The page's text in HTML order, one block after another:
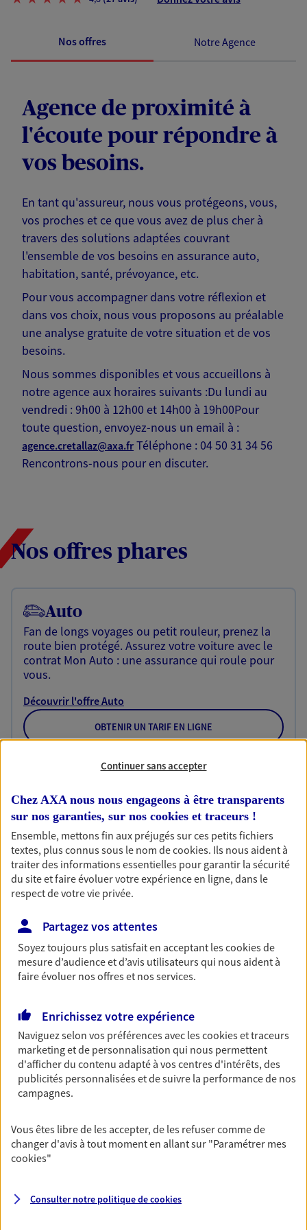
Nos offres Notre Agence
Agence de proximité à
l'écoute pour répondre à
vos besoins.
En tant qu'assureur, nous vous protégeons, vous,
vos proches et ce que vous avez de plus cher à
travers des solutions adaptées couvrant
l'ensemble de vos besoins en assurance auto,
habitation, santé, prévoyance, etc.
Pour vous accompagner dans votre réflexion et
dans vos choix, nous vous proposons au préalable
une analyse gratuite de votre situation et de vos
besoins.
Nous sommes disponibles et vous accueillons à
notre agence aux horaires suivants :Du lundi au
vendredi : 9h00 à 12h00 et 14h00 à 19h00Pour
toute question, envoyez-nous un email à :
agence.cretallaz@axa.fr Téléphone : 04 50 31 34 56
Rencontrons-nous pour en discuter.
Nos offres phares
Auto
Fan de longs voyages ou petit rouleur, prenez la
route bien protégé. Assurez votre voiture avec le
contrat Mon Auto : une assurance qui roule pour
vous.
Découvrir l'offre Auto
OBTENIR UN TARIF EN LIGNE
Moto, scooter… assurez votre deux roues et
prenez la route bien protégé. Avec le contrat Ma
Moto, trouvez l'assurance qui ressemble au pilote
que vous êtes.
Découvrir l'offre Moto
OBTENIR UN TARIF EN LIGNE
Santé
Couvrez vos dépenses de santé ainsi que celles de
votre famille avec la complémentaire santé qui
NOUS CONTACTER
Bricoleuse, féru de jardinage, pâtissier en herbe
ou grande lectrice… personne n'est à l'abri d'un
accident du quotidien. Avec Ma Protection
Continuer sans accepter
Chez AXA nous nous engageons à être transparents
sur nos garanties, sur nos cookies et traceurs !
Ensemble, mettons fin aux préjugés sur ces petits fichiers
textes, plus connus sous le nom decookies. Ils nous aident à
traiter des informations essentielles pour garantir la sécurité
du site et faire évoluer votre expérience en ligne, dans le
respect de votre vie privée.
Partagez vos attentes
Soyez toujours plus satisfait en acceptant lescookiesde
mesure d’audience et d’avis utilisateurs qui nous aident à
faire évoluer nos offres et nos services.
Enrichissez votre expérience
Naviguez selon vos préférences avec lescookies et traceurs
marketing et de personnalisation qui nous permettent
d'afficher du contenu adapté à vos centres d'intérêts, des
publicités personnalisées et de suivre la performance de nos
campagnes.
Vous êtes libre de les accepter, de les refuser comme de
changer d'avis à tout moment en allant sur "Paramétrer mes
cookies"
Consulter notre politique decookies